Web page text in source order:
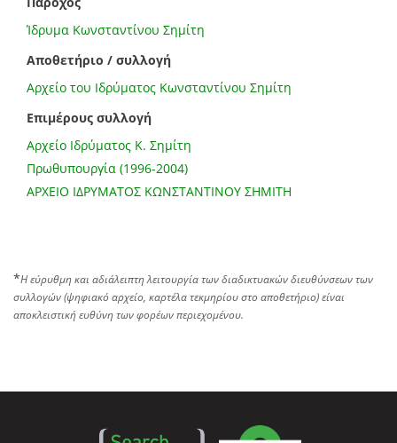
Ίδρυμα Κωνσταντίνου Σημίτη
Αποθετήριο / συλλογή
Αρχείο του Ιδρύματος Κωνσταντίνου Σημίτη
Επιμέρους συλλογή
Αρχείο Ιδρύματος K. Σημίτη
Πρωθυπουργία (1996-2004)
ΑΡΧΕΙΟ ΙΔΡΥΜΑΤΟΣ ΚΩΝΣΤΑΝΤΙΝΟΥ ΣΗΜΙΤΗ
*Η εύρυθμη και αδιάλειπτη λειτουργία των διαδικτυακών διευθύνσεων των
συλλογών (ψηφιακό αρχείο, καρτέλα τεκμηρίου στο αποθετήριο) είναι
αποκλειστική ευθύνη των φορέων περιεχομένου.